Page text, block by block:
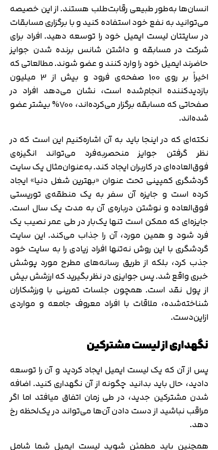
انسان‌ها به‌طور طبیعی رقابت‌طلب هستند. از این خصیصه
می‌توانید به نفع خود استفاده کنید و با برگزاری مسابقات
در سایتتان لیست ایمیل خود را توسعه دهید. افراد برای
شرکت در مسابقه و داشتن شانس برنده شدن جوایز
حاضرند ایمیل خود را وارد کنند و عضو شوند. مطالعاتی که
اخیراً بر روی 100 صفحه‌ی فرود و بیش از 3 میلیون
بازدیدکننده انجام‌شده است، نشان می‌دهد افراد در
صفحاتی که مسابقه برگزار می‌کرده‌اند، 700% بیشتر عضو
شده‌اند.
نکته‌ای که در اینجا باید به آن اشاره‌کنیم این است که در
نظر گرفتن جوایز منحصربه‌فرد می‌تواند انگیزه‌ی
فوق‌العاده‌ای در کاربران ایجاد کند. به‌عنوان‌مثال یک سایت
گردشگری کمپینی تحت عنوان «بهترین شغل دنیا» ایجاد
کرده است و جایزه آن سفر به یک منطقه‌ی توریستی
فوق‌العاده و نوشتن درباره‌ی آن به مدت یک سال است.
جایزه‌ای که ممکن است تنها یک‌بار در طی عمر نصیب یک
فرد شود و همین مورد، آن را جذاب می‌کند. این سایت
گردشگری با این روش نه‌تنها افراد زیادی را به سایت خود
جذب کرد، بلکه از طریق رسانه‌های مطرح مورد پوشش
خبری واقع شد. پس جوایزی در نظر بگیرید که ارزشش بیش
از پول نقد است. همچون جلسات تمرینی با ورزشکاران
شناخته‌شده، ملاقات با افراد معروف جامعه و مواردی
ازاین‌دست.
نگهداری از لیست مشترکین
پس از آن که یک لیست ایمیل ایجاد کردید و آن را توسعه
دادید، حال باید بدانید چگونه از آن نگهداری کنید. اضافه
شدن مشترکین جدید، در طی زمان اتفاق میافتد اما اگر
مراقب نباشید از دست دادن آن‌ها می‌تواند در یک‌لحظه رخ
دهد.
همچنین باید مطمئن شوید لیست ایمیل شما شامل